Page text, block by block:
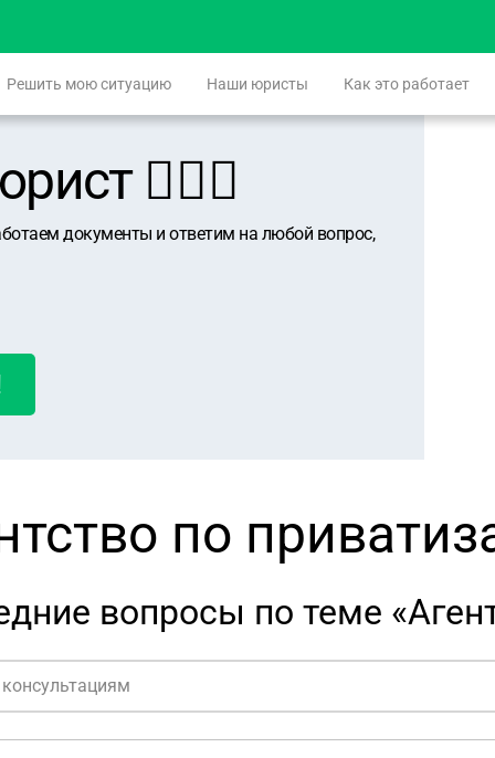
Решить мою ситуацию Наши юристы Как это работает
👨🏻‍⚖️
документы и ответим на любой вопрос,
по
вопросы по теме